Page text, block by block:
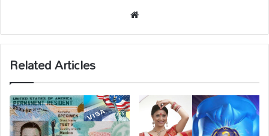
bsi
te
Related Articles